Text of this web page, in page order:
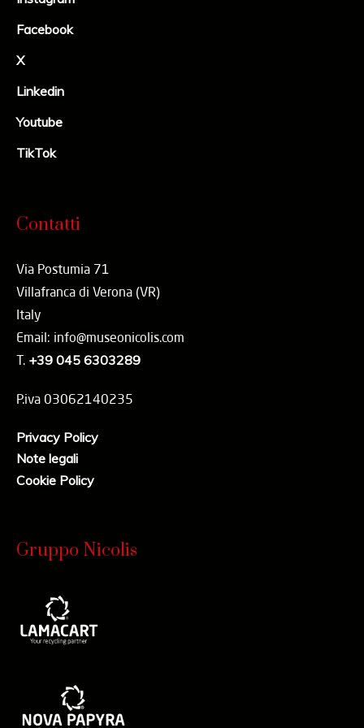
Facebook
X
Linkedin
Youtube
TikTok
Contatti
Via Postumia 71
Villafranca di Verona (VR)
Italy
Email: info@museonicolis.com
T. +39 045 6303289
P.iva 03062140235
Privacy Policy
Note legali
Cookie Policy
Gruppo Nicolis